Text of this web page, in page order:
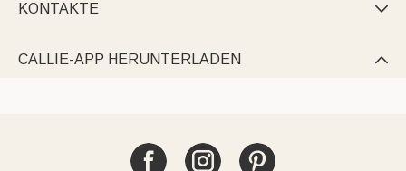
KONTAKTE 
CALLIE-APP HERUNTERLADEN 